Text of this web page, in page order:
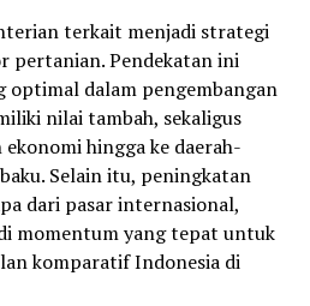
terkait menjadi strategi
pertanian. Pendekatan ini
optimal dalam pengembangan
nilai tambah, sekaligus
hingga ke daerah-
Selain itu, peningkatan
dari pasar internasional,
momentum yang tepat untuk
komparatif Indonesia di